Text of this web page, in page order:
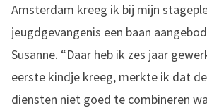
Amsterdam kreeg ik bij mijn
jeugdgevangenis een baan
Susanne. “Daar heb ik zes jaar
eerste kindje kreeg, merkte ik dat
diensten niet goed te combineren